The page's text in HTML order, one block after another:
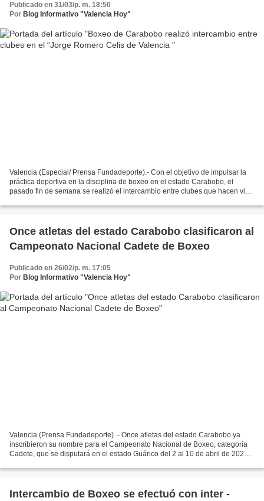
Publicado en 31/03/p. m. 18:50
Por Blog Informativo "Valencia Hoy"
Valencia (Especial/ Prensa Fundadeporte).- Con el objetivo de impulsar la
práctica deportiva en la disciplina de boxeo en el estado Carabobo, el
pasado fin de semana se realizó el intercambio entre clubes que hacen vida
Once atletas del estado Carabobo clasificaron al
Campeonato Nacional Cadete de Boxeo
Publicado en 26/02/p. m. 17:05
Por Blog Informativo "Valencia Hoy"
Valencia (Prensa Fundadeporte) .- Once atletas del estado Carabobo ya
inscribieron su nombre para el Campeonato Nacional de Boxeo, categoría
Cadete, que se disputará en el estado Guárico del 2 al 10 de abril de 2023.
Intercambio de Boxeo se efectuó con inter -